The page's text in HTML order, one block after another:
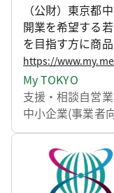
（公財）東京都
開業を希望する
を目指す方に商
舗運営アドバイ
「創の実」を運営
My TOKYO
支援・相談自営
中小企業(事業者